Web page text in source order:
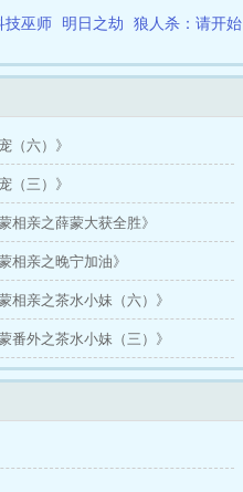
技巫师 明日之劫
狼人杀：请开始
（六）》
（三）》
相亲之薛蒙大获全胜》
相亲之晚宁加油》
相亲之茶水小妹（六）》
番外之茶水小妹（三）》